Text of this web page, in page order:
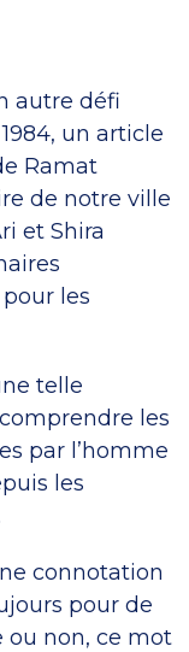
autre défi
un article
Ramat
de notre ville
et Shira
les
telle
les
par l’homme
les
connotation
pour de
ou non, ce mot